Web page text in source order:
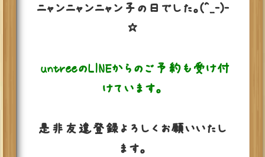
ニャンニャンニャン子の日でした。(^_-)-
☆
untreeのLINEからのご予約も受け付
けています。
是非友達登録よろしくお願いいたし
ます。